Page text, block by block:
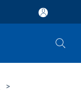
>